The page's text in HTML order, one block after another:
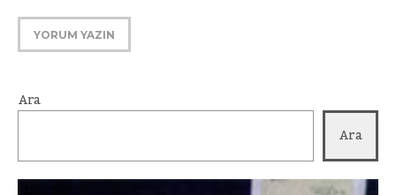
Ara
Ara